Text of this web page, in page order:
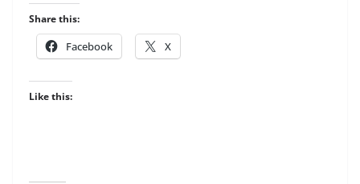
Share this:
Facebook X
Like this: